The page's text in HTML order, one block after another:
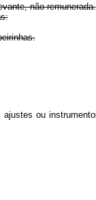
não remunerada.
ou